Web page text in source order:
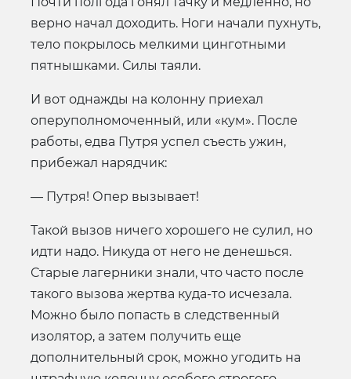
верно начал доходить. Ноги начали пухнуть,
тело покрылось мелкими цинготными
пятнышками. Силы таяли.
И вот однажды на колонну приехал
оперуполномоченный, или «кум». После
работы, едва Путря успел съесть ужин,
прибежал нарядчик:
— Путря! Опер вызывает!
Такой вызов ничего хорошего не сулил, но
идти надо. Никуда от него не денешься.
Старые лагерники знали, что часто после
такого вызова жертва куда-то исчезала.
Можно было попасть в следственный
изолятор, а затем получить еще
дополнительный срок, можно угодить на